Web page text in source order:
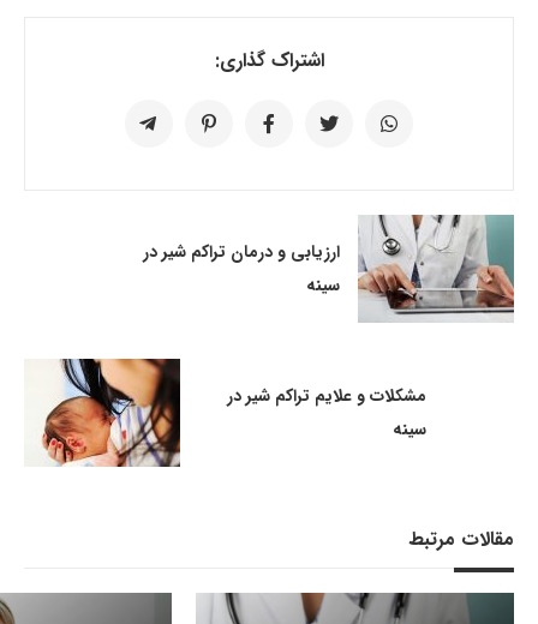
اشتراک گذاری:
ارزیابی و درمان تراکم شیر در
سینه
مشکلات و علایم تراکم شیر در
سینه
مقالات مرتبط